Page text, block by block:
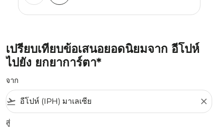
เปรียบเทียบข้อเสนอยอดนิยมจาก อีโปห์
ไปยัง ยกยาการ์ตา*
จาก
flight_takeoff close
สู่